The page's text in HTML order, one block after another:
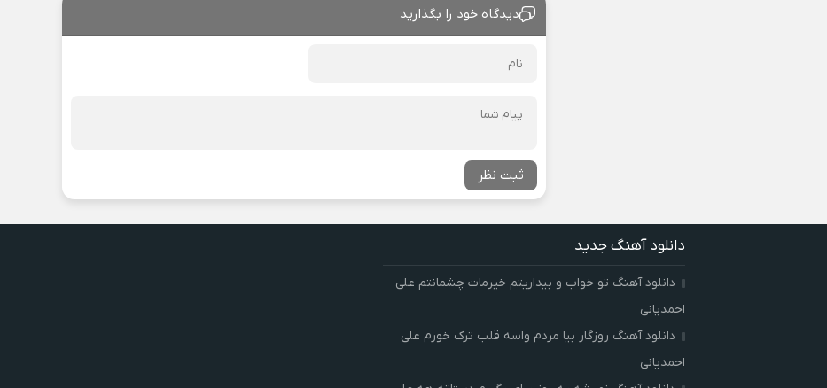
دیدگاه خود را بگذارید
ثبت نظر
دانلود آهنگ جدید
دانلود آهنگ تو خواب و بیداریتم خیرمات چشمانتم علی
احمدیانی
دانلود آهنگ روزگار بیا مردم واسه قلب ترک خورم علی
احمدیانی